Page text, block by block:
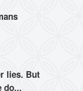
lies. But
do...